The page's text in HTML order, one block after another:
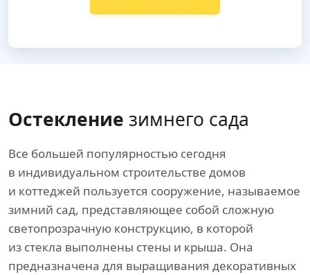
Остекление зимнего сада
Все большей популярностью сегодня
в индивидуальном строительстве домов
и коттеджей пользуется сооружение, называемое
зимний сад, представляющее собой сложную
светопрозрачную конструкцию, в которой
из стекла выполнены стены и крыша. Она
предназначена для выращивания декоративных